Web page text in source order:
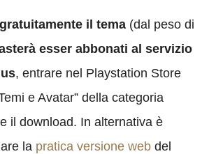
il tema (dal peso di
esser abbonati al servizio
, entrare nel Playstation Store
e Avatar” della categoria
il download. In alternativa è
la pratica versione web del